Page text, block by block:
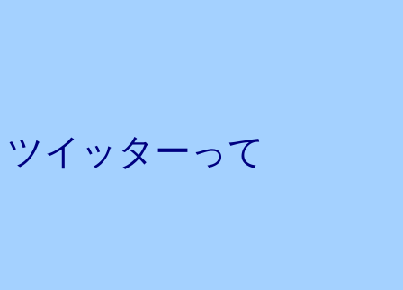
ツイッターって